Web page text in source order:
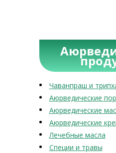
Чаванпраш и
Аюрведические
Аюрведические
Аюрведические
Лечебные масла
Специи и травы